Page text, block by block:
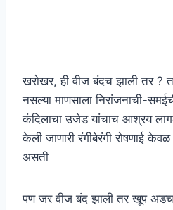
खरोखर, ही वीज बंदच झाली तर ?
नसल्या माणसाला निरांजनाची-
कंदिलाचा उजेड यांचाच आश्रय
केली जाणारी रंगीबेरंगी रोषणाई
असती
पण जर वीज बंद झाली तर खूप